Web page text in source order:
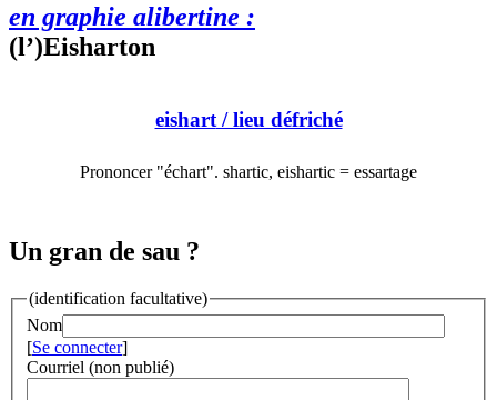
en graphie alibertine :
(l’)Eisharton
eishart/ lieu défriché
Prononcer "échart". shartic, eishartic = essartage
Un gran de sau ?
(identification facultative)
Nom
[Se connecter]
Courriel (non publié)